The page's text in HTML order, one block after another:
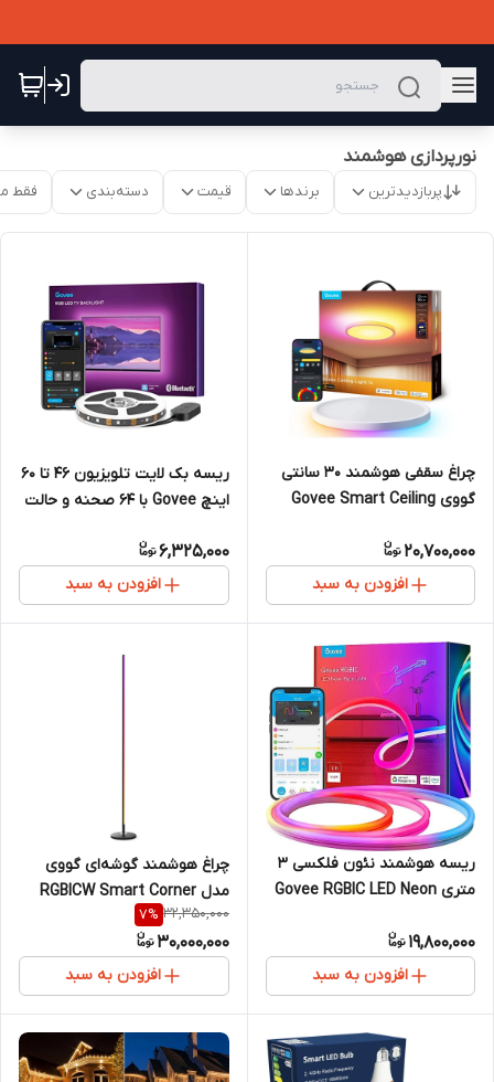
نورپردازی هوشمند
پربازدیدترین برندها قیمت دسته‌بندی فقط
چراغ سقفی هوشمند 30 سانتی
گووی Govee Smart Ceiling
حالت صحنه
20,700,000
افزودن به سبد
ریسه بک لایت تلویزیون ۴۶ تا ۶۰
اینچ Govee با 64 صحنه و حالت
6,325,000
افزودن به سبد
ریسه هوشمند نئون فلکسی 3
متری Govee RGBIC LED Neon
19,800,000
افزودن به سبد
چراغ هوشمند گوشه‌ای گووی
مدل RGBICW Smart Corner
Floor Lamp H6076
32,350,000
7%
30,000,000
افزودن به سبد